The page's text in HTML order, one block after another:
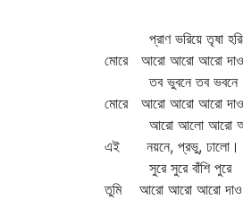
প্রাণ ভরিয়ে তৃষা
মোরে আরো আরো আরো দাও
তব ভুবনে তব ভবনে
মোরে আরো আরো আরো
আরো আলো আরো
এই নয়নে, প্রভু, ঢালো।
সুরে সুরে বাঁশি পুরে
তুমি আরো আরো আরো দাও